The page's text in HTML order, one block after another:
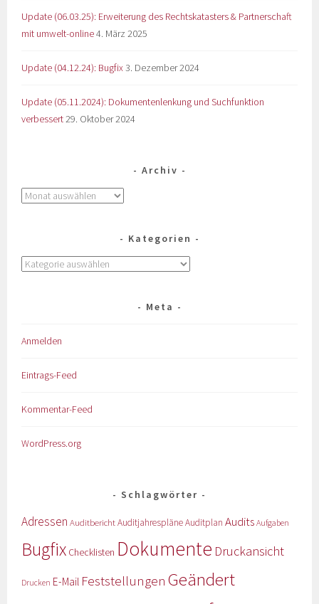
Update (06.03.25): Erweiterung des Rechtskatasters & Partnerschaft
mit umwelt-online4. März 2025
Update (04.12.24): Bugfix3. Dezember 2024
Update (05.11.2024): Dokumentenlenkung und Suchfunktion
verbessert29. Oktober 2024
Archiv
Kategorien
Meta
Anmelden
Eintrags-Feed
Kommentar-Feed
WordPress.org
Schlagwörter
Adressen AuditberichtAuditjahrespläneAuditplan Audits Aufgaben
Bugfix Checklisten Dokumente Druckansicht
Drucken E-Mail Feststellungen Geändert